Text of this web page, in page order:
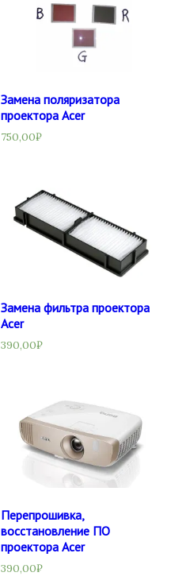
Замена поляризатора
проектора Acer
750,00₽
Замена фильтра проектора
Acer
390,00₽
Перепрошивка,
восстановление ПО
проектора Acer
390,00₽